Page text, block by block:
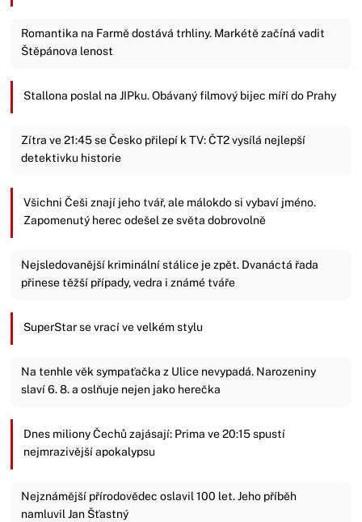
Romantika na Farmě dostává trhliny. Markétě začíná vadit
Štěpánova lenost
Stallona poslal na JIPku. Obávaný filmový bijec míří do Prahy
Zítra ve 21:45 se Česko přilepí k TV: ČT2 vysílá nejlepší
detektivku historie
Všichni Češi znají jeho tvář, ale málokdo si vybaví jméno.
Zapomenutý herec odešel ze světa dobrovolně
Nejsledovanější kriminální stálice je zpět. Dvanáctá řada
přinese těžší případy, vedra i známé tváře
SuperStar se vrací ve velkém stylu
Na tenhle věk sympaťačka z Ulice nevypadá. Narozeniny
slaví 6. 8. a oslňuje nejen jako herečka
Dnes miliony Čechů zajásají: Prima ve 20:15 spustí
nejmrazivější apokalypsu
Nejznámější přírodovědec oslavil 100 let. Jeho příběh
namluvil Jan Šťastný